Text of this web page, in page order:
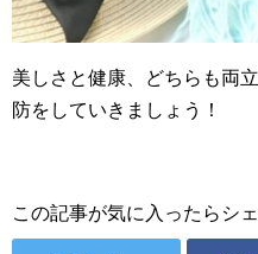
美しさと健康、どちらも両
防をしていきましょう！
この記事が気に入ったらシ